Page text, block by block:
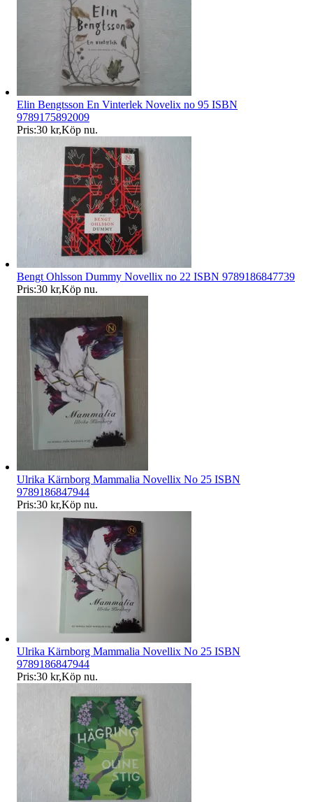
Elin Bengtsson En Vinterlek Novelix no 95 ISBN
9789175892009
Pris:30 kr,Köp nu.
Bengt Ohlsson Dummy Novellix no 22 ISBN 9789186847739
Pris:30 kr,Köp nu.
Ulrika Kärnborg Mammalia Novellix No 25 ISBN
9789186847944
Pris:30 kr,Köp nu.
Ulrika Kärnborg Mammalia Novellix No 25 ISBN
9789186847944
Pris:30 kr,Köp nu.